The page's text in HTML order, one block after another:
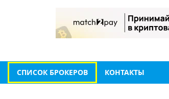
СПИСОК БРОКЕРОВ КОНТАКТЫ